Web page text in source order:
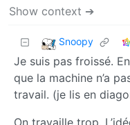
Show context ➔
Snoopy
Je suis pas froissé.
que la machine n’a
travail. (je lis en